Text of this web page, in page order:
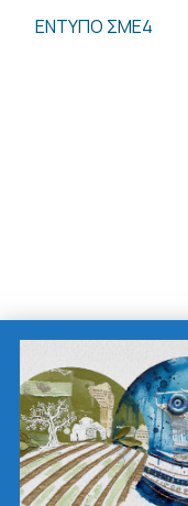
ΕΝΤΥΠΟ ΣΜΕ4